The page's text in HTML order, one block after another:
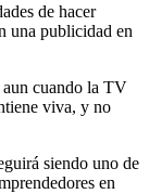
de hacer
una publicidad en
aun cuando la TV
viva, y no
siendo uno de
en